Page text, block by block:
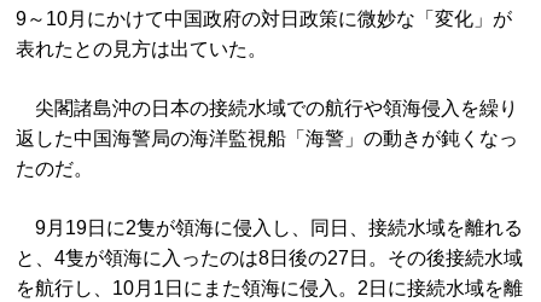
9～10月にかけて中国政府の対日政策に微妙な「変化」が
表れたとの見方は出ていた。
尖閣諸島沖の日本の接続水域での航行や領海侵入を繰り
返した中国海警局の海洋監視船「海警」の動きが鈍くなっ
たのだ。
9月19日に2隻が領海に侵入し、同日、接続水域を離れる
と、4隻が領海に入ったのは8日後の27日。その後接続水域
を航行し、10月1日にまた領海に侵入。2日に接続水域を離